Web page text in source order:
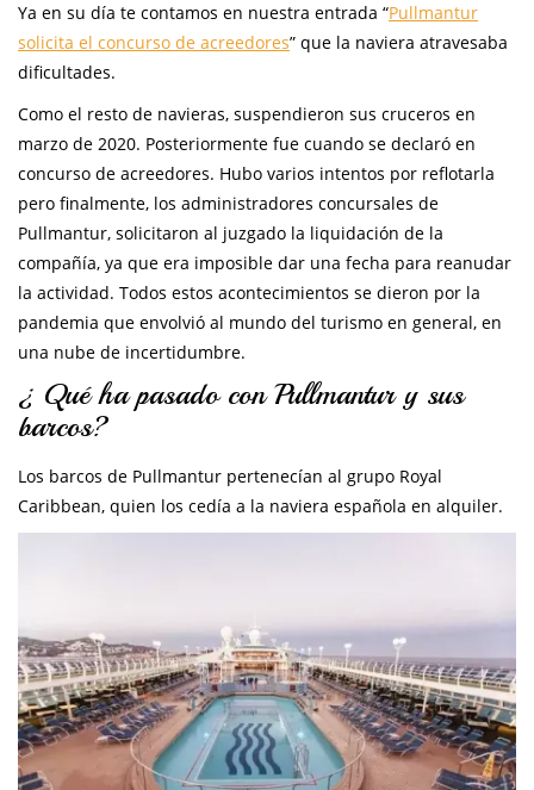
Ya en su día te contamos en nuestra entrada “Pullmantur
solicita el concurso de acreedores” que la naviera atravesaba
dificultades.
Como el resto de navieras, suspendieron sus cruceros en
marzo de 2020. Posteriormente fue cuando se declaró en
concurso de acreedores. Hubo varios intentos por reflotarla
pero finalmente, los administradores concursales de
Pullmantur, solicitaron al juzgado la liquidación de la
compañía, ya que era imposible dar una fecha para reanudar
la actividad. Todos estos acontecimientos se dieron por la
pandemia que envolvió al mundo del turismo en general, en
una nube de incertidumbre.
¿ Qué ha pasado con Pullmantur y sus
barcos?
Los barcos de Pullmantur pertenecían al grupo Royal
Caribbean, quien los cedía a la naviera española en alquiler.